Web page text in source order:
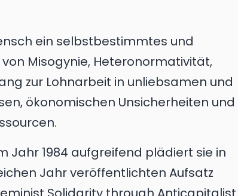
ein selbstbestimmtes und
Misogynie, Heteronormativität,
zur Lohnarbeit in unliebsamen und
ökonomischen Unsicherheiten und
Jahr 1984 aufgreifend plädiert sie in
Jahr veröffentlichten Aufsatz